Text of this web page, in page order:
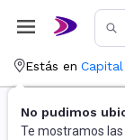
Estás en
No pudimos
Te mostramos